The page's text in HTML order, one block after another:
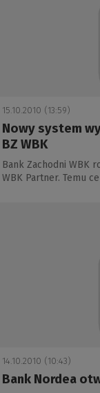
15.10.2010 (13:59)
Nowy system
BZ WBK
Bank Zachodni WBK
WBK Partner. Temu
14.10.2010 (10:43)
Bank Nordea